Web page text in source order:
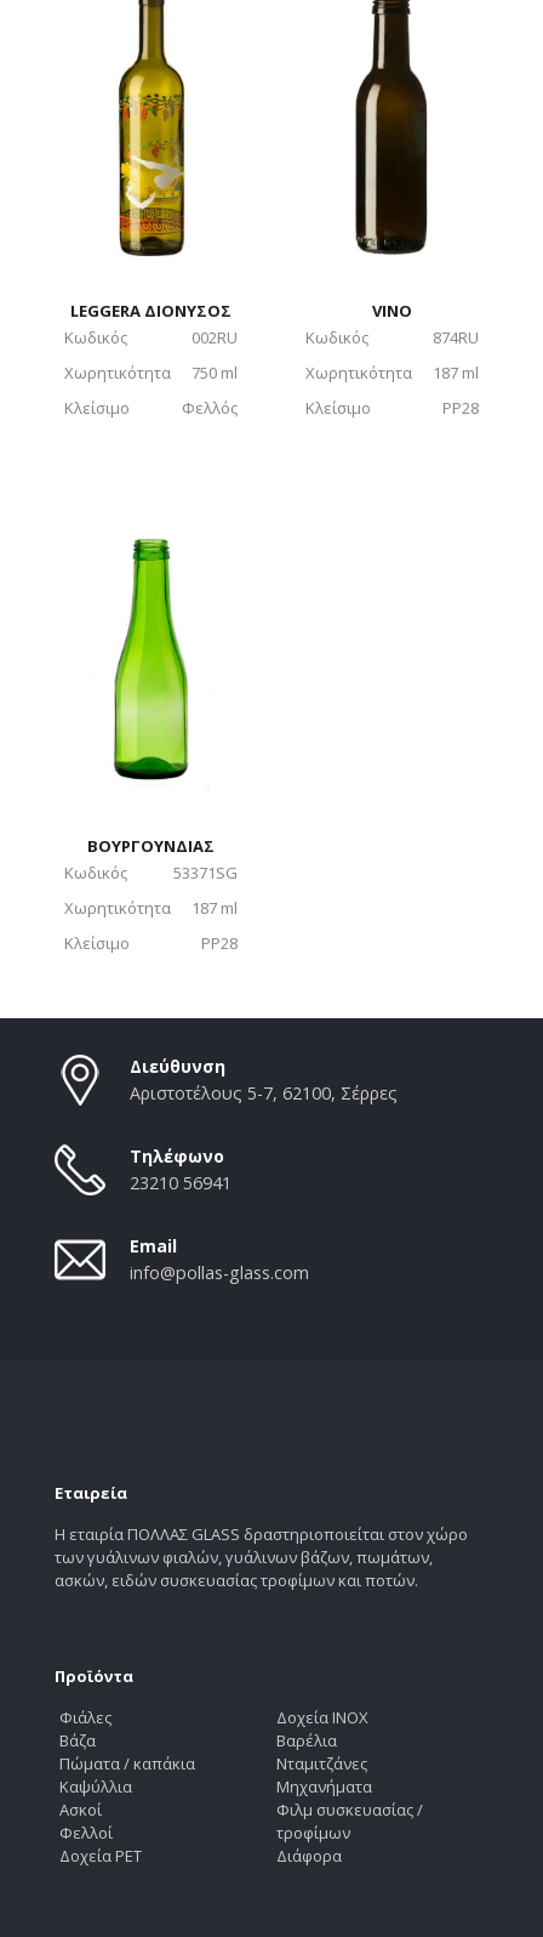
LEGGERA ΔΙΟΝΥΣΟΣ
Κωδικός
002RU
Χωρητικότητα
750 ml
Κλείσιμο
Φελλός
VINO
Κωδικός
874RU
Χωρητικότητα
187 ml
Κλείσιμο
PP28
ΒΟΥΡΓΟΥΝΔΙΑΣ
Κωδικός
53371SG
Χωρητικότητα
187 ml
Κλείσιμο
PP28
Διεύθυνση
Αριστοτέλους 5-7, 62100, Σέρρες
Τηλέφωνο
23210 56941
Email
info@pollas-glass.com
Εταιρεία
Η εταιρία ΠΟΛΛΑΣ GLASS δραστηριοποιείται στον χώρο
των γυάλινων φιαλών, γυάλινων βάζων, πωμάτων,
ασκών, ειδών συσκευασίας τροφίμων και ποτών.
Προϊόντα
Φιάλες
Βάζα
Πώματα / καπάκια
Καψύλλια
Ασκοί
Φελλοί
Δοχεία PET
Δοχεία INOX
Βαρέλια
Νταμιτζάνες
Μηχανήματα
Φιλμ συσκευασίας /
τροφίμων
Διάφορα